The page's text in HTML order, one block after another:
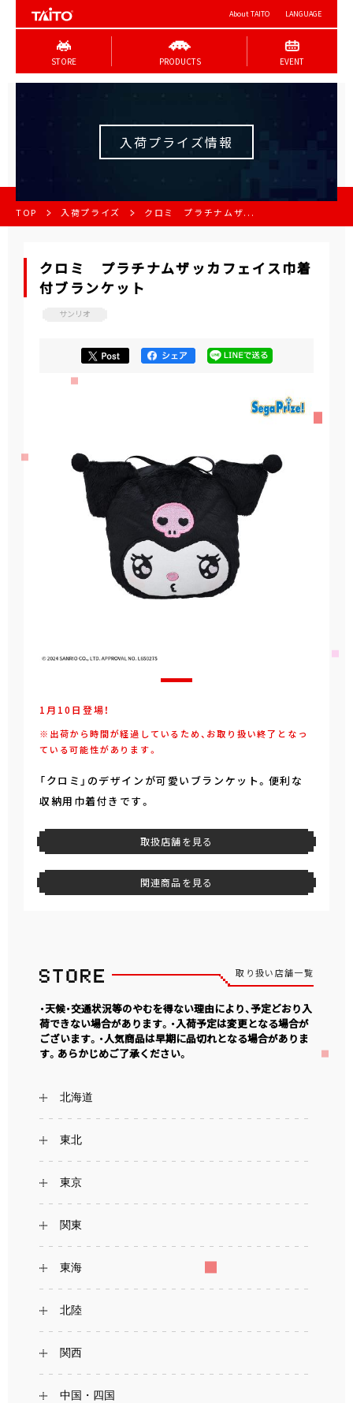
About TAITO LANGUAGE
STORE PRODUCTS EVENT
入荷プライズ情報
TOP 入荷プライズ クロミ プラチナムザ...
クロミ プラチナムザッカフェイス巾着
付ブランケット
サンリオ
1月10日登場！
※出荷から時間が経過しているため、お取り扱い終了となっ
ている可能性があります。
「クロミ」のデザインが可愛いブランケット。便利な
収納用巾着付きです。
取扱店舗を見る
関連商品を見る
取り扱い店舗一覧
・天候・交通状況等のやむを得ない理由により、予定どおり入
荷できない場合があります。・入荷予定は変更となる場合が
ございます。・人気商品は早期に品切れとなる場合がありま
す。あらかじめご了承ください。
北海道
東北
東京
関東
東海
北陸
関西
中国・四国